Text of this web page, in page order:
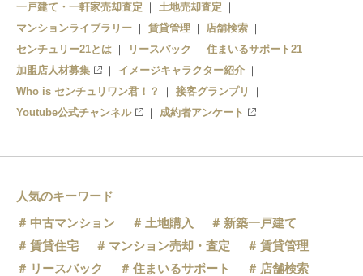
東川口駅
一戸建て・一軒家売却査定
土地売却査定
マンションライブラリー
賃貸管理
店舗検索
センチュリー21とは
リースバック
住まいるサポート21
加盟店人材募集
イメージキャラクター紹介
Who is センチュリワン君！？
接客グランプリ
Youtube公式チャンネル
成約者アンケート
人気のキーワード
中古マンション
土地購入
新築一戸建て
賃貸住宅
マンション売却・査定
賃貸管理
リースバック
住まいるサポート
店舗検索